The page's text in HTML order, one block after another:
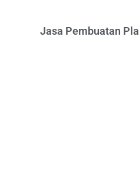
Jasa Pembuatan